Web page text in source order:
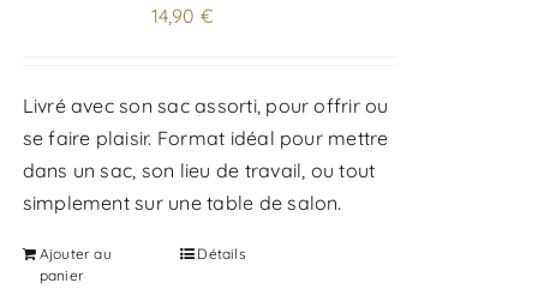
14,90 €
Livré avec son sac assorti, pour offrir ou
se faire plaisir. Format idéal pour mettre
dans un sac, son lieu de travail, ou tout
simplement sur une table de salon.
Ajouter au
panier
Détails